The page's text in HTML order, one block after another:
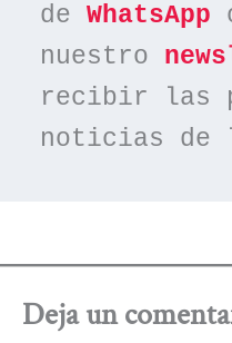
de WhatsApp
nuestro
recibir las
noticias de
Deja un